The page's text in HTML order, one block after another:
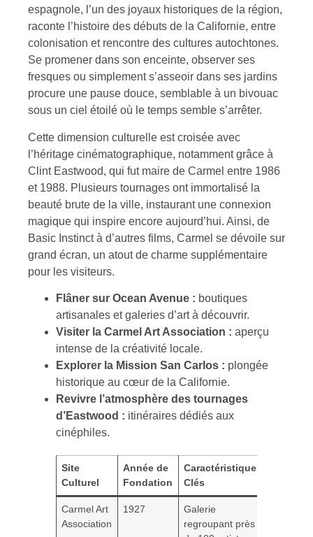
espagnole, l’un des joyaux historiques de la région,
raconte l’histoire des débuts de la Californie, entre
colonisation et rencontre des cultures autochtones.
Se promener dans son enceinte, observer ses
fresques ou simplement s’asseoir dans ses jardins
procure une pause douce, semblable à un bivouac
sous un ciel étoilé où le temps semble s’arrêter.
Cette dimension culturelle est croisée avec
l’héritage cinématographique, notamment grâce à
Clint Eastwood, qui fut maire de Carmel entre 1986
et 1988. Plusieurs tournages ont immortalisé la
beauté brute de la ville, instaurant une connexion
magique qui inspire encore aujourd’hui. Ainsi, de
Basic Instinct à d’autres films, Carmel se dévoile sur
grand écran, un atout de charme supplémentaire
pour les visiteurs.
Flâner sur Ocean Avenue : boutiques
artisanales et galeries d’art à découvrir.
Visiter la Carmel Art Association : aperçu
intense de la créativité locale.
Explorer la Mission San Carlos : plongée
historique au cœur de la Californie.
Revivre l’atmosphère des tournages
d’Eastwood : itinéraires dédiés aux
cinéphiles.
Site
Culturel
Année de
Fondation
Caractéristiques
Clés
Carmel Art
Association
1927
Galerie
regroupant près